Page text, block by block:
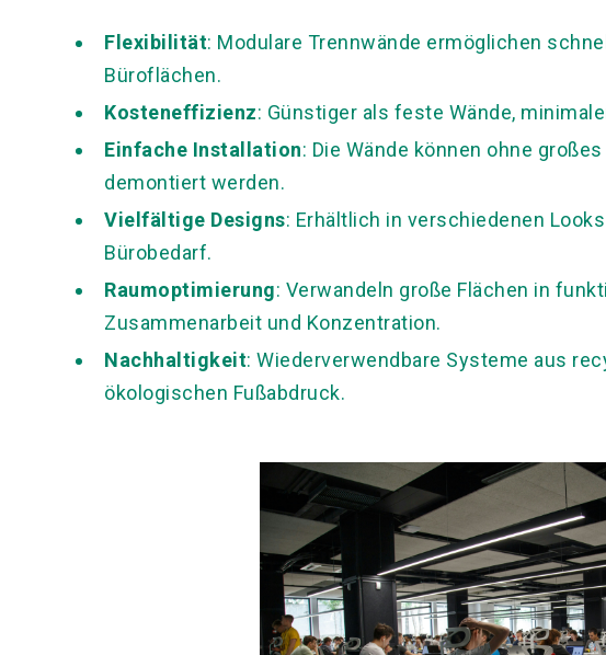
Flexibilität: Modulare Trennwände ermöglichen
Büroflächen.
Kosteneffizienz: Günstiger als feste Wände,
Einfache Installation: Die Wände können ohne
demontiert werden.
Vielfältige Designs: Erhältlich in verschiedenen
Bürobedarf.
Raumoptimierung: Verwandeln große Flächen in
Zusammenarbeit und Konzentration.
Nachhaltigkeit: Wiederverwendbare Systeme aus
ökologischen Fußabdruck.